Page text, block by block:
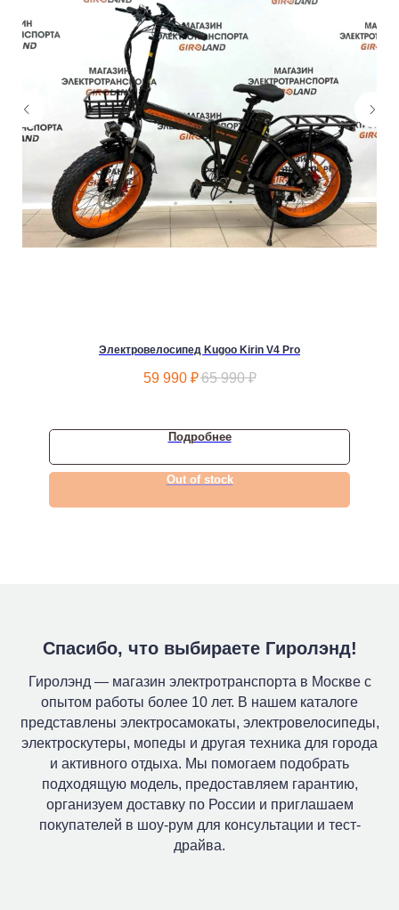
Электровелосипед Kugoo Kirin V4 Pro
59 990 ₽65 990 ₽
Подробнее
Out of stock
Спасибо, что выбираете Гиролэнд!
Гиролэнд — магазин электротранспорта в Москве с
опытом работы более 10 лет. В нашем каталоге
представлены электросамокаты, электровелосипеды,
электроскутеры, мопеды и другая техника для города
и активного отдыха. Мы помогаем подобрать
подходящую модель, предоставляем гарантию,
организуем доставку по России и приглашаем
покупателей в шоу-рум для консультации и тест-
драйва.